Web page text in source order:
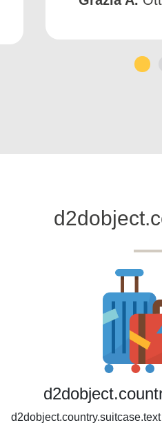
d2dobject.country.suitcase.text